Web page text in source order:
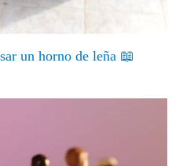
un horno de leña 📖